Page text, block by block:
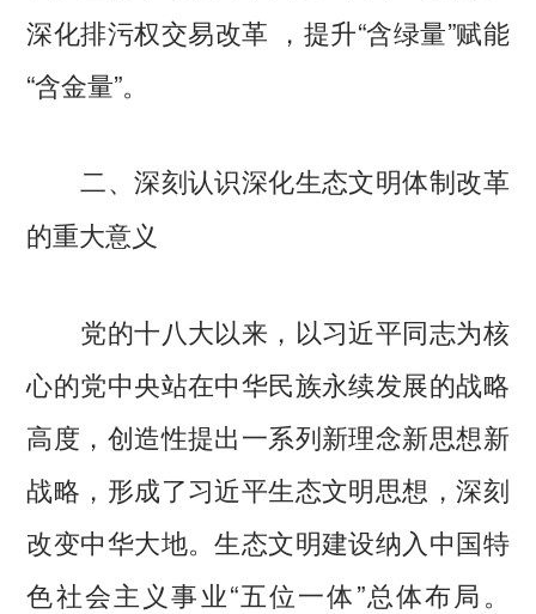
深化排污权交易改革 ，提升“含绿量”赋能
“含金量”。
二、深刻认识深化生态文明体制改革
的重大意义
党的十八大以来，以习近平同志为核
心的党中央站在中华民族永续发展的战略
高度，创造性提出一系列新理念新思想新
战略，形成了习近平生态文明思想，深刻
改变中华大地。生态文明建设纳入中国特
色社会主义事业“五位一体”总体布局。